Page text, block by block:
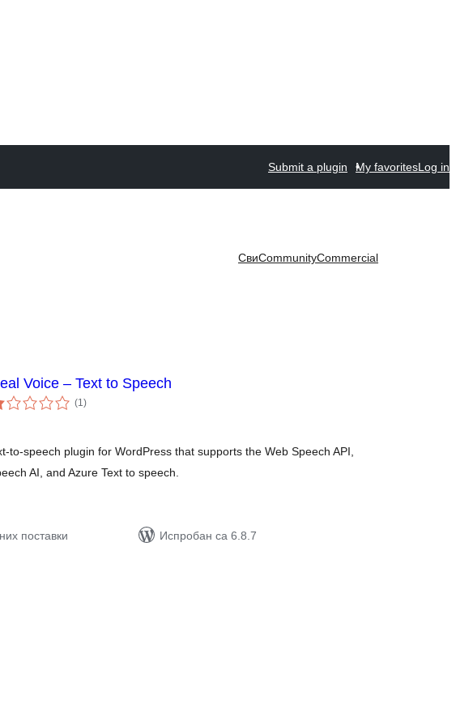
Submit a plugin My favoritesLog in
СвиCommunityCommercial
Voice – Text to Speech
(1укупних
оцена
)
to-speech plugin for WordPress that supports the Web Speech API,
AI, and Azure Text to speech.
поставки
Испробан са 6.8.7